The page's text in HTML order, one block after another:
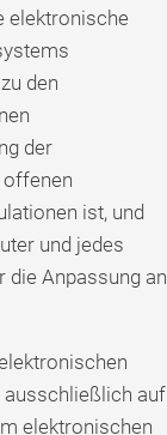
elektronische
den
der
offenen
ist, und
und jedes
Anpassung an
ausschließlich auf
elektronischen